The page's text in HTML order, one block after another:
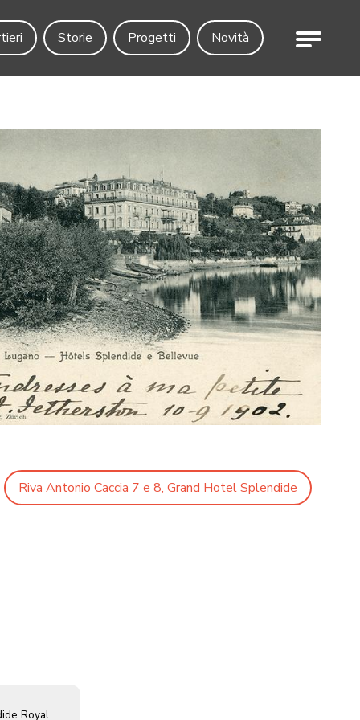
Storie Progetti Novità Menu
Riva Antonio Caccia 7 e 8, Grand Hotel Splendide
Royal